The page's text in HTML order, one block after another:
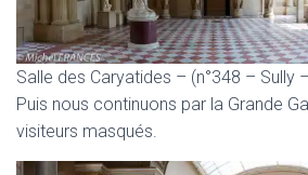
Salle des Caryatides – (n°348 – Sully
Puis nous continuons par la Grande
visiteurs masqués.